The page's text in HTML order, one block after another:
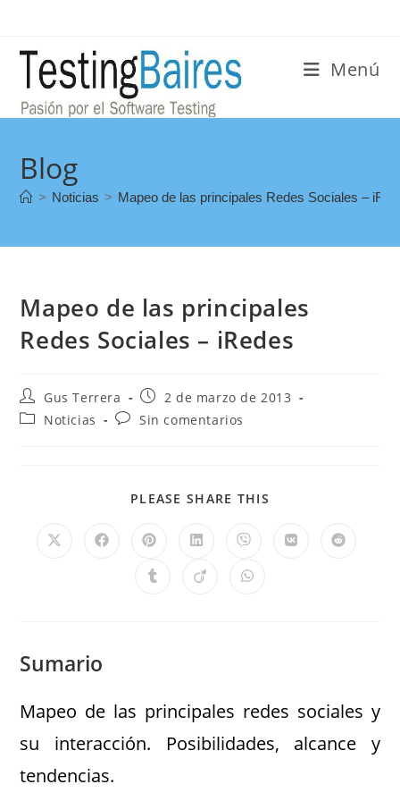
Menú
Blog
> Noticias > Mapeo de las principales Redes Sociales –
Mapeo de las principales
Redes Sociales – iRedes
Gus Terrera
2 de marzo de 2013
Noticias
Sin comentarios
PLEASE SHARE THIS
Sumario
Mapeo de las principales redes sociales y
su interacción. Posibilidades, alcance y
tendencias.